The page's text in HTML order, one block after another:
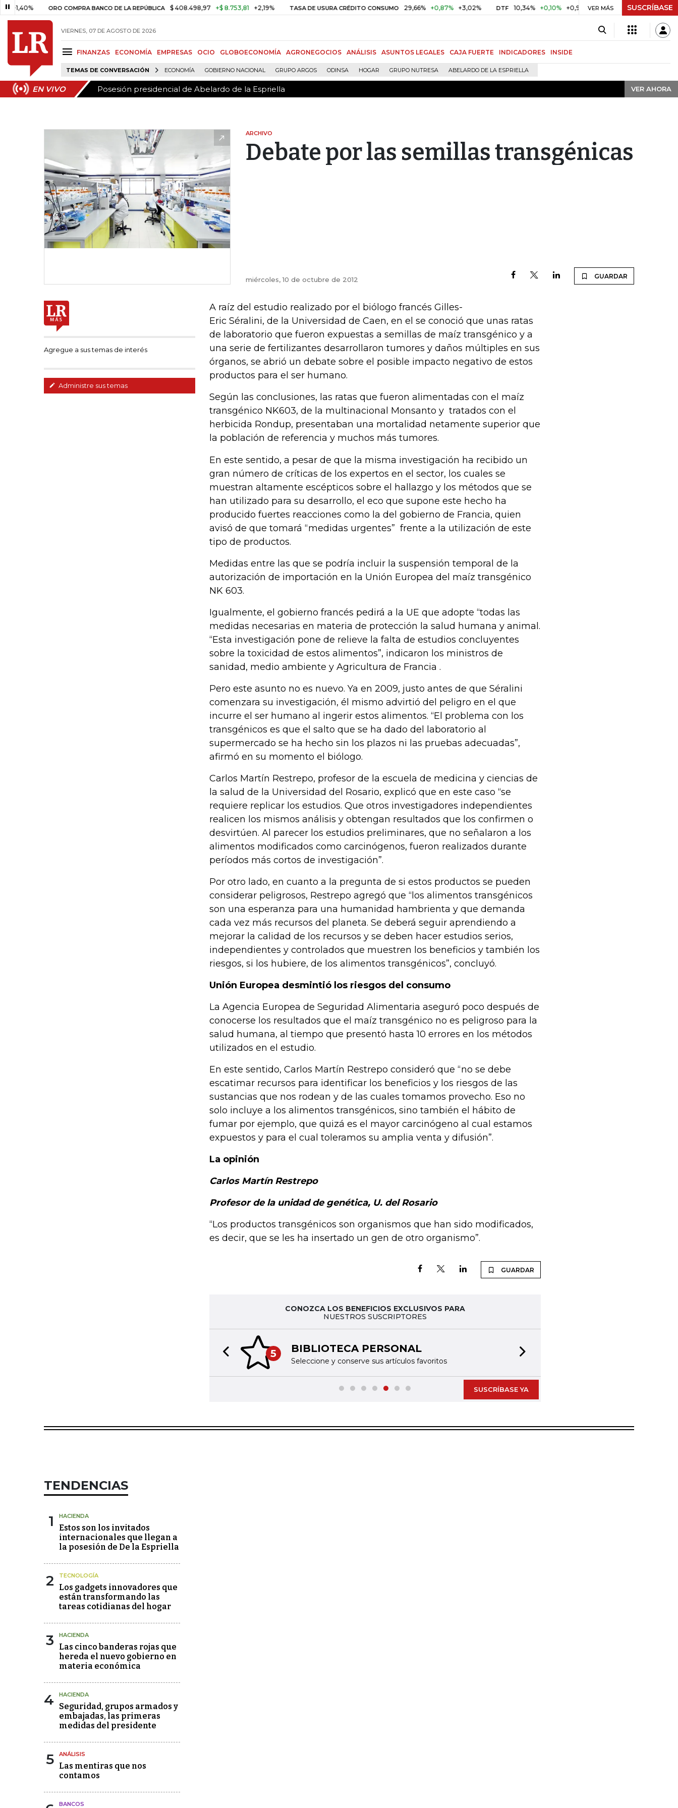
ORO COMPRA BANCO DE LA REPÚBLICA $ 408.498,97 +$ 8.753,81 +2,19% TASA DE USURA CRÉDITO CONSUMO 29,66% +0,87% +3,02% DTF 10,34% +0,10% +0,98% UVR $ 416,91 +$ 0,05 +0,01%
VER MÁS SUSCRÍBASE
VIERNES, 07 DE AGOSTO DE 2026
FINANZAS ECONOMÍA EMPRESAS OCIO GLOBOECONOMÍA AGRONEGOCIOS ANÁLISIS ASUNTOS LEGALES CAJA FUERTE INDICADORES INSIDE
TEMAS DE CONVERSACIÓN ECONOMÍA GOBIERNO NACIONAL GRUPO ARGOS ODINSA HOGAR GRUPO NUTRESA ABELARDO DE LA ESPRIELLA
EN VIVO Posesión presidencial de Abelardo de la Espriella VER AHORA
EN VIVO Posesión presidencial de Abelardo de la Espriella VER AHORA
ARCHIVO
Debate por las semillas transgénicas
miércoles, 10 de octubre de 2012 GUARDAR
Agregue a sus temas de interés
Administre sus temas
A raíz del estudio realizado por el biólogo francés Gilles-
Eric Séralini, de la Universidad de Caen, en el se conoció que unas ratas
de laboratorio que fueron expuestas a semillas de maíz transgénico y a
una serie de fertilizantes desarrollaron tumores y daños múltiples en sus
órganos, se abrió un debate sobre el posible impacto negativo de estos
productos para el ser humano.
Según las conclusiones, las ratas que fueron alimentadas con el maíz
transgénico NK603, de la multinacional Monsanto y tratados con el
herbicida Rondup, presentaban una mortalidad netamente superior que
la población de referencia y muchos más tumores.
En este sentido, a pesar de que la misma investigación ha recibido un
gran número de críticas de los expertos en el sector, los cuales se
muestran altamente escépticos sobre el hallazgo y los métodos que se
han utilizado para su desarrollo, el eco que supone este hecho ha
producido fuertes reacciones como la del gobierno de Francia, quien
avisó de que tomará “medidas urgentes” frente a la utilización de este
tipo de productos.
Medidas entre las que se podría incluir la suspensión temporal de la
autorización de importación en la Unión Europea del maíz transgénico
NK 603.
Igualmente, el gobierno francés pedirá a la UE que adopte “todas las
medidas necesarias en materia de protección la salud humana y animal.
“Esta investigación pone de relieve la falta de estudios concluyentes
sobre la toxicidad de estos alimentos”, indicaron los ministros de
sanidad, medio ambiente y Agricultura de Francia .
Pero este asunto no es nuevo. Ya en 2009, justo antes de que Séralini
comenzara su investigación, él mismo advirtió del peligro en el que
incurre el ser humano al ingerir estos alimentos. “El problema con los
transgénicos es que el salto que se ha dado del laboratorio al
supermercado se ha hecho sin los plazos ni las pruebas adecuadas”,
afirmó en su momento el biólogo.
Carlos Martín Restrepo, profesor de la escuela de medicina y ciencias de
la salud de la Universidad del Rosario, explicó que en este caso “se
requiere replicar los estudios. Que otros investigadores independientes
realicen los mismos análisis y obtengan resultados que los confirmen o
desvirtúen. Al parecer los estudios preliminares, que no señalaron a los
alimentos modificados como carcinógenos, fueron realizados durante
períodos más cortos de investigación”.
Por otro lado, en cuanto a la pregunta de si estos productos se pueden
considerar peligrosos, Restrepo agregó que “los alimentos transgénicos
son una esperanza para una humanidad hambrienta y que demanda
cada vez más recursos del planeta. Se deberá seguir aprendiendo a
mejorar la calidad de los recursos y se deben hacer estudios serios,
independientes y controlados que muestren los beneficios y también los
riesgos, si los hubiere, de los alimentos transgénicos”, concluyó.
Unión Europea desmintió los riesgos del consumo
La Agencia Europea de Seguridad Alimentaria aseguró poco después de
conocerse los resultados que el maíz transgénico no es peligroso para la
salud humana, al tiempo que presentó hasta 10 errores en los métodos
utilizados en el estudio.
En este sentido, Carlos Martín Restrepo consideró que “no se debe
escatimar recursos para identificar los beneficios y los riesgos de las
sustancias que nos rodean y de las cuales tomamos provecho. Eso no
solo incluye a los alimentos transgénicos, sino también el hábito de
fumar por ejemplo, que quizá es el mayor carcinógeno al cual estamos
expuestos y para el cual toleramos su amplia venta y difusión”.
La opinión
Carlos Martín Restrepo
Profesor de la unidad de genética, U. del Rosario
“Los productos transgénicos son organismos que han sido modificados,
es decir, que se les ha insertado un gen de otro organismo”.
GUARDAR
CONOZCA LOS BENEFICIOS EXCLUSIVOS PARA
NUESTROS SUSCRIPTORES
5 BIBLIOTECA PERSONAL
Seleccione y conserve sus artículos favoritos
Previous slide
SUSCRÍBASE YA
TENDENCIAS
1 HACIENDA
Estos son los invitados
internacionales que llegan a
la posesión de De la Espriella
2 TECNOLOGÍA
Los gadgets innovadores que
están transformando las
tareas cotidianas del hogar
3 HACIENDA
Las cinco banderas rojas que
hereda el nuevo gobierno en
materia económica
4 HACIENDA
Seguridad, grupos armados y
embajadas, las primeras
medidas del presidente
5 ANÁLISIS
Las mentiras que nos
contamos
BANCOS